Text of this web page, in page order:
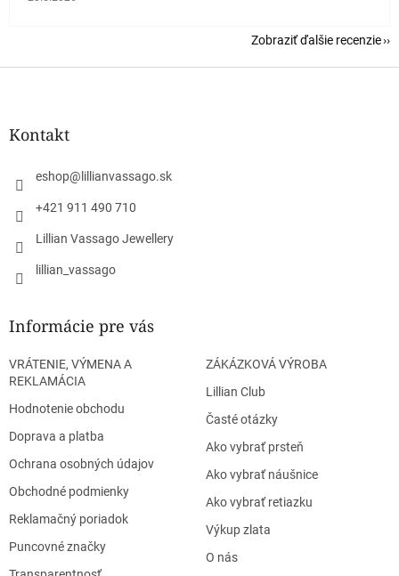
Zobraziť ďalšie recenzie
Z
Kontakt
eshop@ lillianvassago.sk
+421 911 490 710
Lillian Vassago Jewellery
lillian_vassago
Informácie pre vás
VRÁTENIE, VÝMENA A
REKLAMÁCIA
Hodnotenie obchodu
Doprava a platba
Ochrana osobných údajov
Obchodné podmienky
Reklamačný poriadok
Puncovné značky
ZÁKÁZKOVÁ VÝROBA
Lillian Club
Časté otázky
Ako vybrať prsteň
Ako vybrať náušnice
Ako vybrať retiazku
Výkup zlata
O nás